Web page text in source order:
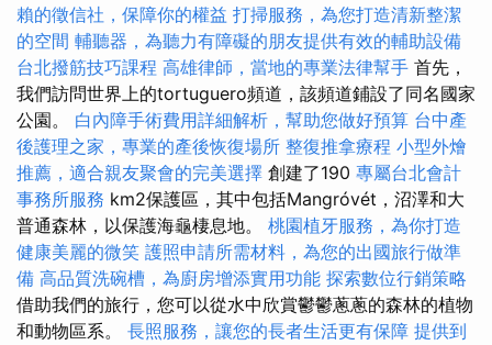
賴的徵信社，保障你的權益 打掃服務，為您打造清新整潔
的空間 輔聽器，為聽力有障礙的朋友提供有效的輔助設備
台北撥筋技巧課程 高雄律師，當地的專業法律幫手 首先，
我們訪問世界上的tortuguero頻道，該頻道鋪設了同名國家
公園。 白內障手術費用詳細解析，幫助您做好預算 台中產
後護理之家，專業的產後恢復場所 整復推拿療程 小型外燴
推薦，適合親友聚會的完美選擇 創建了190 專屬台北會計
事務所服務 km2保護區，其中包括Mangróvét，沼澤和大
普通森林，以保護海龜棲息地。 桃園植牙服務，為你打造
健康美麗的微笑 護照申請所需材料，為您的出國旅行做準
備 高品質洗碗槽，為廚房增添實用功能 探索數位行銷策略
借助我們的旅行，您可以從水中欣賞鬱鬱蔥蔥的森林的植物
和動物區系。 長照服務，讓您的長者生活更有保障 提供到